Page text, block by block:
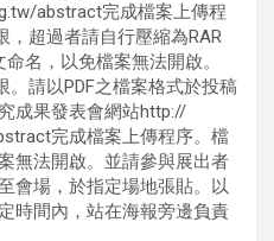
abstract完成檔案上傳程
，超過者請自行壓縮為RAR
名，以免檔案無法開啟。
。請以PDF之檔案格式於投稿
成果發表會網站http://
完成檔案上傳程序。檔
無法開啟。並請參與展出者
會場，於指定場地張貼。以
時間內，站在海報旁邊負責